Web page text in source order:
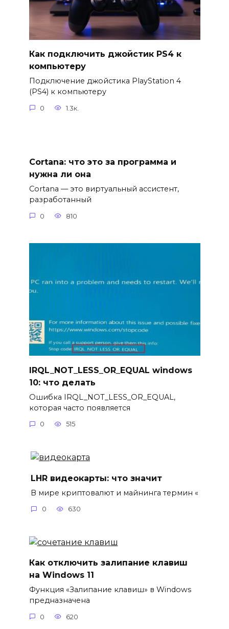
Как подключить джойстик PS4 к
компьютеру
Подключение джойстика PlayStation 4
(PS4) к компьютеру
0 1.3к.
Cortana: что это за программа и
нужна ли она
Cortana — это виртуальный ассистент,
разработанный
0 810
IRQL_NOT_LESS_OR_EQUAL windows
10: что делать
Ошибка IRQL_NOT_LESS_OR_EQUAL,
которая часто появляется
0 515
LHR видеокарты: что значит
В мире криптовалют и майнинга термин «
0 630
Как отключить залипание клавиш
на Windows 11
Функция «Залипание клавиш» в Windows
предназначена
0 620